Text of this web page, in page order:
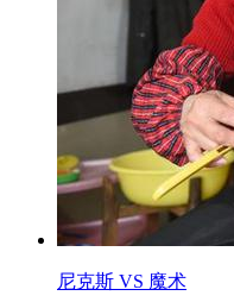
尼克斯 VS 魔术